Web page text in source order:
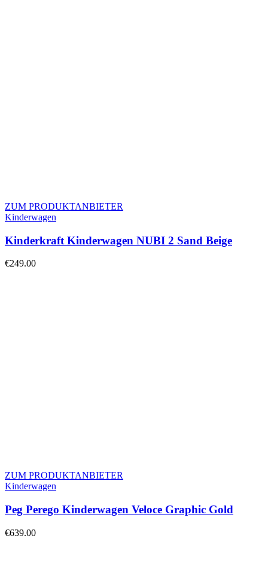
ZUM PRODUKTANBIETER
Kinderwagen
Kinderkraft Kinderwagen NUBI 2 Sand Beige
€249.00
ZUM PRODUKTANBIETER
Kinderwagen
Peg Perego Kinderwagen Veloce Graphic Gold
€639.00